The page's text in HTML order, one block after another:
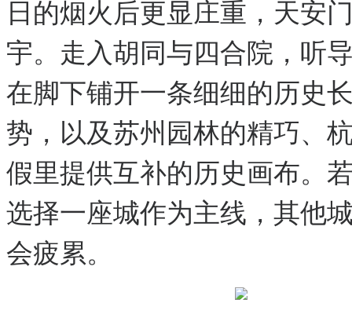
日的烟火后更显庄重，天安
宇。走入胡同与四合院，听
在脚下铺开一条细细的历史
势，以及苏州园林的精巧、
假里提供互补的历史画布。
选择一座城作为主线，其他
会疲累。